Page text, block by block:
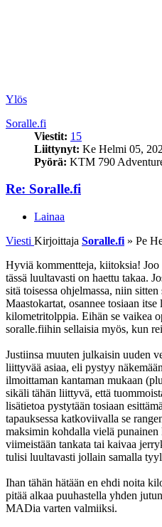
Ylös
Soralle.fi
Viestit: 15
Liittynyt: Ke Helmi 05,
Pyörä: KTM 790
Re: Soralle.fi
Lainaa
Viesti Kirjoittaja Soralle.fi » Pe
Hyviä kommentteja, kiitoksia! Joo
tässä luultavasti on haettu takaa.
sitä toisessa ohjelmassa, niin
Maastokartat, osannee tosiaan
kilometritolppia. Eihän se vaikea
soralle.fiihin sellaisia myös, kun
Justiinsa muuten julkaisin uuden
liittyvää asiaa, eli pystyy
ilmoittaman kantaman mukaan
sikäli tähän liittyvä, että
lisätietoa pystytään tosiaan
tapauksessa katkoviivalla se
maksimin kohdalla vielä punainen
viimeistään tankata tai kaivaa
tulisi luultavasti jollain samalla
Ihan tähän hätään en ehdi noita
pitää alkaa puuhastella yhden
MADia varten valmiiksi.